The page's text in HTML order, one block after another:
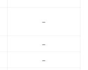
–
–
–